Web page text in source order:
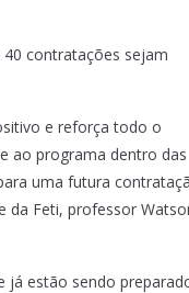
contratações sejam
e reforça todo o
ao programa dentro das
uma futura
da Feti, professor
já estão sendo